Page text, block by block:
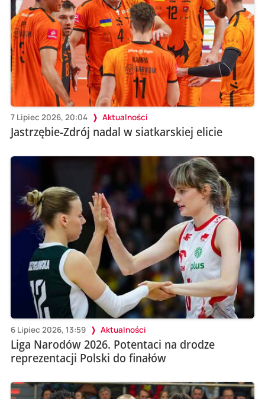
7 Lipiec 2026, 20:04 Aktualności
Jastrzębie-Zdrój nadal w siatkarskiej elicie
6 Lipiec 2026, 13:59 Aktualności
Liga Narodów 2026. Potentaci na drodze
reprezentacji Polski do finałów